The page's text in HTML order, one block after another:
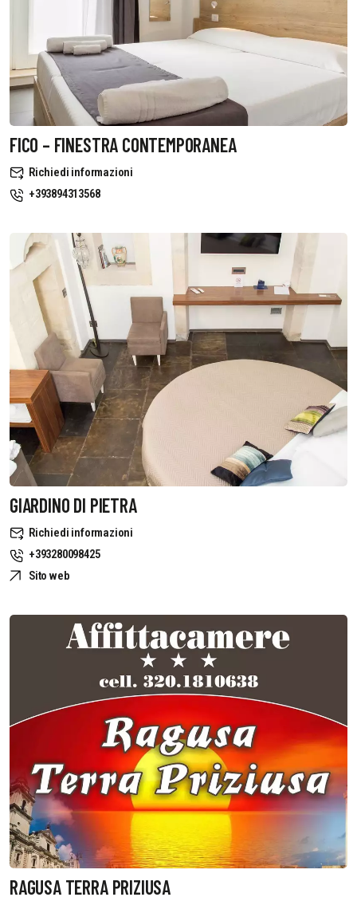
FICO – FINESTRA CONTEMPORANEA
Richiedi informazioni
+393894313568
GIARDINO DI PIETRA
Richiedi informazioni
+393280098425
Sito web
RAGUSA TERRA PRIZIUSA